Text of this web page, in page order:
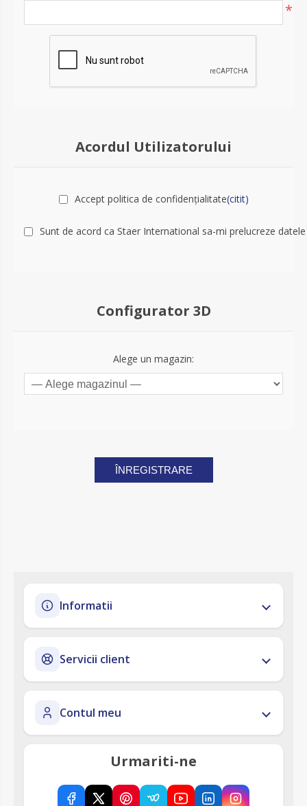
*
Acordul Utilizatorului
Accept politica de confidențialitate(citit)
Sunt de acord ca Staer International sa-mi prelucreze
Configurator 3D
Alege un magazin:
ÎNREGISTRARE
Informatii
Servicii client
Contul meu
Urmariti-ne